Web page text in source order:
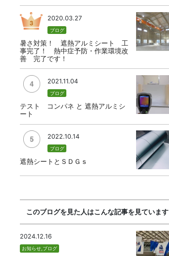
2020.03.27
ブログ
暑さ対策！ 遮熱アルミシート 工
事完了！ 熱中症予防・作業環境改
善 完了です！
2021.11.04
ブログ
テスト コンパネ と 遮熱アルミシ
ート
2022.10.14
ブログ
遮熱シートとＳＤＧｓ
このブログを見た人はこんな記事を見ています
2024.12.16
お知らせ,ブログ